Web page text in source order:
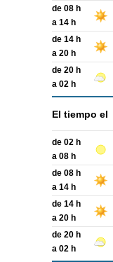
de 08 h
a 14 h
de 14 h
a 20 h
de 20 h
a 02 h
El tiempo el
de 02 h
a 08 h
de 08 h
a 14 h
de 14 h
a 20 h
de 20 h
a 02 h